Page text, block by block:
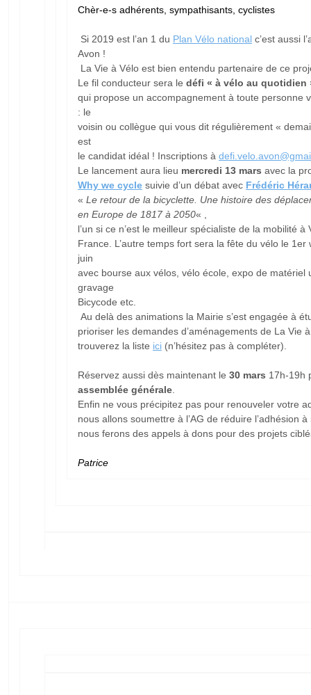
Chèr-e-s adhérents, sympathisants, cyclistes
Si 2019 est l’an 1 du Plan Vélo national c’est aussi
Avon !
La Vie à Vélo est bien entendu partenaire de ce
Le fil conducteur sera le défi « à vélo au quotidien
qui propose un accompagnement à toute personne
: le
voisin ou collègue qui vous dit régulièrement «
est
le candidat idéal ! Inscriptions à
Le lancement aura lieu mercredi 13 mars avec la
Why we cycle suivie d’un débat avec Frédéric
« Le retour de la bicyclette. Une histoire des
en Europe de 1817 à 2050« ,
l’un si ce n’est le meilleur spécialiste de la mobilité à
France. L’autre temps fort sera la fête du vélo le 1er
juin
avec bourse aux vélos, vélo école, expo de matériel
gravage
Bicycode etc.
Au delà des animations la Mairie s’est engagée à
prioriser les demandes d’aménagements de La Vie
trouverez la liste ici (n’hésitez pas à compléter).
Réservez aussi dès maintenant le 30 mars 17h-19h
assemblée générale
Enfin ne vous précipitez pas pour renouveler votre
nous allons soumettre à l’AG de réduire l’adhésion
nous ferons des appels à dons pour des projets
Patrice